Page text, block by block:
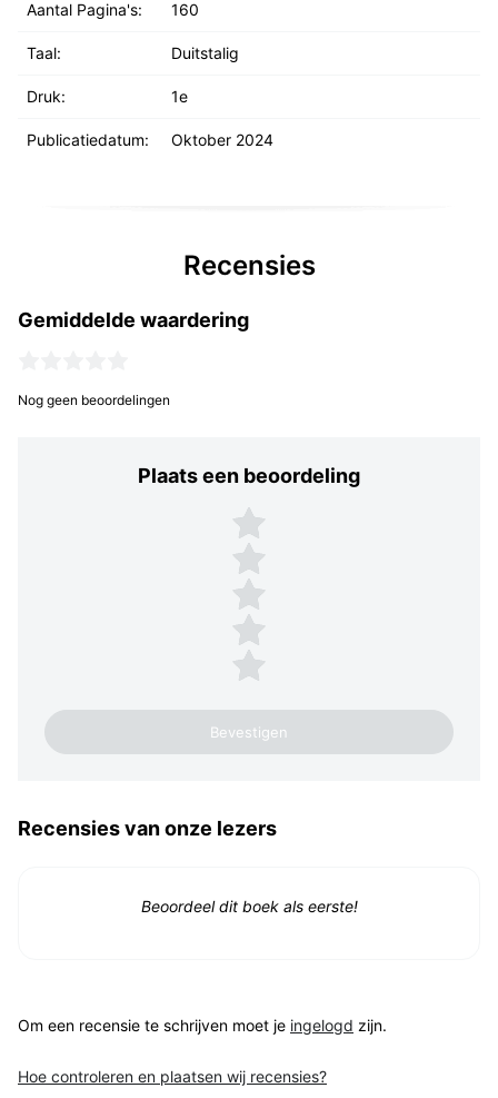
Aantal Pagina's: 160
Taal: Duitstalig
Druk: 1e
Publicatiedatum: Oktober 2024
Recensies
Gemiddelde waardering
Nog geen beoordelingen
Plaats een beoordeling
Plaats een beoordeling
5 sterren
4 sterren
3 sterren
2 sterren
1 ster
Recensies van onze lezers
Beoordeel dit boek als eerste!
Om een recensie te schrijven moet je ingelogd zijn.
Hoe controleren en plaatsen wij recensies?